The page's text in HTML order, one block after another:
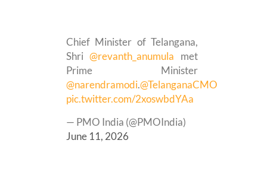
Chief Minister of Telangana,
Shri@revanth_anumula met
Prime Minister
@narendramodi.@TelanganaCMO
pic.twitter.com/2xoswbdYAa
— PMO India (@PMOIndia)
June 11, 2026